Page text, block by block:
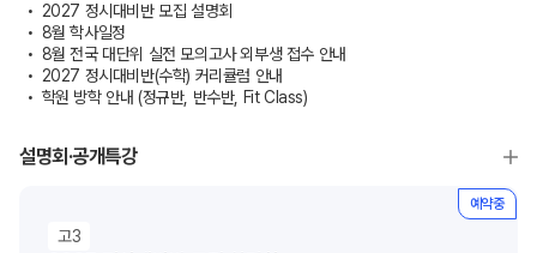
2027 정시대비반 모집 설명회
8월 학사일정
8월 전국 대단위 실전 모의고사 외부생 접수 안내
2027 정시대비반(수학) 커리큘럼 안내
학원 방학 안내 (정규반, 반수반, Fit Class)
설명회·공개특강
고3
예약중